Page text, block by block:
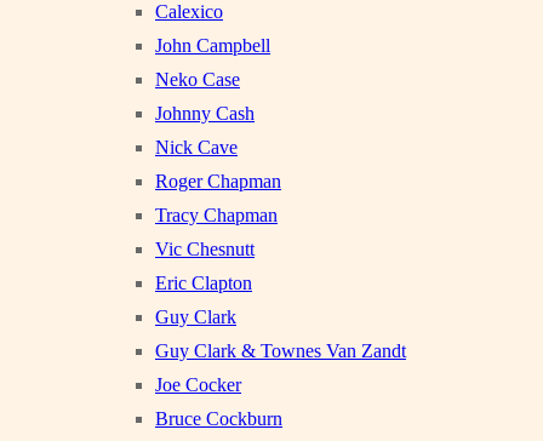
Calexico
John Campbell
Neko Case
Johnny Cash
Nick Cave
Roger Chapman
Tracy Chapman
Vic Chesnutt
Eric Clapton
Guy Clark
Guy Clark & Townes Van Zandt
Joe Cocker
Bruce Cockburn